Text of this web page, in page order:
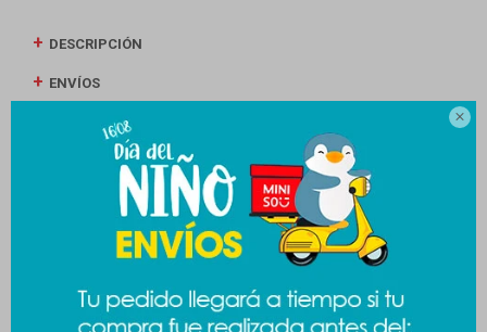

DESCRIPCIÓN
ENVÍOS
CAMBIOS Y DEVOLUCIONES
MEDIOS DE PAGO
Productos que te pueden interesar